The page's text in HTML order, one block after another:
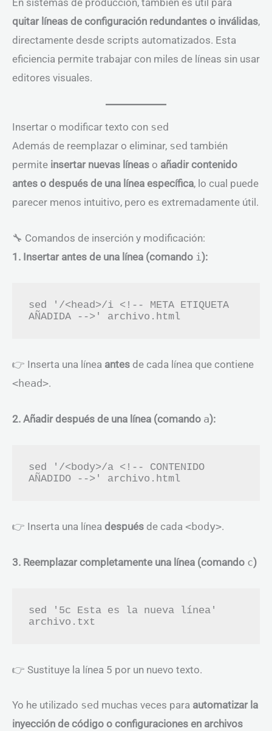
En sistemas de producción, también es útil para
quitar líneas de configuración redundantes o inválidas,
directamente desde scripts automatizados. Esta
eficiencia permite trabajar con miles de líneas sin usar
editores visuales.
Insertar o modificar texto con sed
Además de reemplazar o eliminar, sed también
permite insertar nuevas líneas o añadir contenido
antes o después de una línea específica, lo cual puede
parecer menos intuitivo, pero es extremadamente útil.
🔧 Comandos de inserción y modificación:
1. Insertar antes de una línea (comando i ):
sed '/<head>/i <!-- META ETIQUETA
👉 Inserta una línea antes de cada línea que contiene
<head>.
2. Añadir después de una línea (comando a):
sed '/<body>/a <!-- CONTENIDO
👉 Inserta una línea después de cada <body>.
3. Reemplazar completamente una línea (comando c)
sed '5c Esta es la nueva línea'
👉 Sustituye la línea 5 por un nuevo texto.
Yo he utilizado sed muchas veces para automatizar la
inyección de código o configuraciones en archivos